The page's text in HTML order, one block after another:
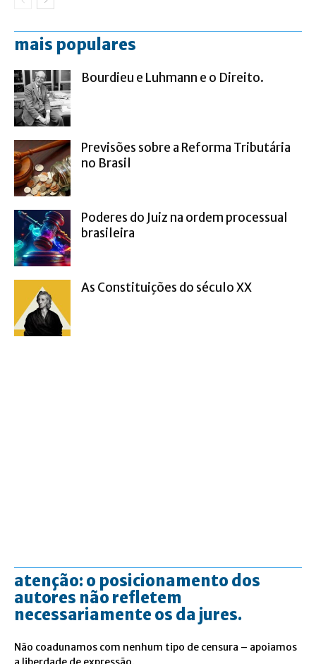
mais populares
Bourdieu e Luhmann e o Direito.
Previsões sobre a Reforma Tributária
no Brasil
Poderes do Juiz na ordem processual
brasileira
As Constituições do século XX
atenção: o posicionamento dos
autores não refletem
necessariamente os da jures.
Não coadunamos com nenhum tipo de censura – apoiamos